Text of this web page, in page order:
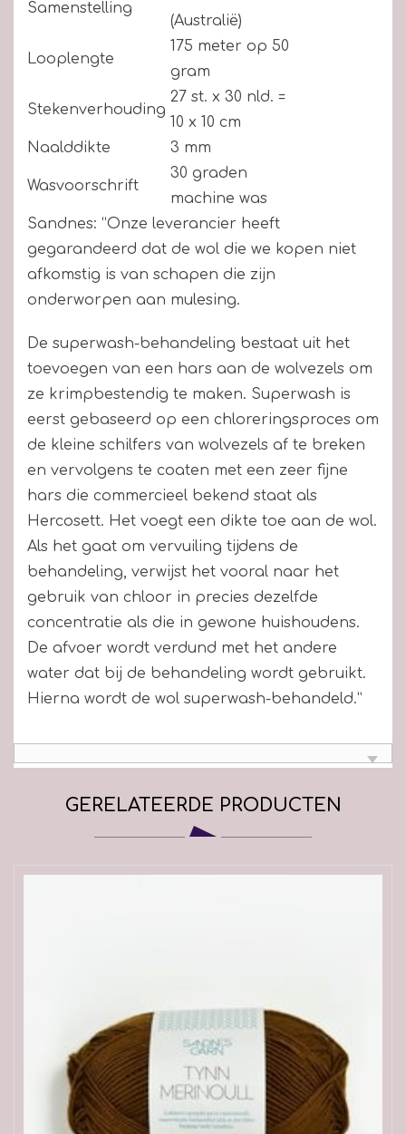
Samenstelling
(Australië)
Looplengte
175 meter op 50
gram
Stekenverhouding
27 st. x 30 nld. =
10 x 10 cm
Naalddikte
3 mm
Wasvoorschrift
30 graden
machine was
Sandnes: “Onze leverancier heeft
gegarandeerd dat de wol die we kopen niet
afkomstig is van schapen die zijn
onderworpen aan mulesing.
De superwash-behandeling bestaat uit het
toevoegen van een hars aan de wolvezels om
ze krimpbestendig te maken. Superwash is
eerst gebaseerd op een chloreringsproces om
de kleine schilfers van wolvezels af te breken
en vervolgens te coaten met een zeer fijne
hars die commercieel bekend staat als
Hercosett. Het voegt een dikte toe aan de wol.
Als het gaat om vervuiling tijdens de
behandeling, verwijst het vooral naar het
gebruik van chloor in precies dezelfde
concentratie als die in gewone huishoudens.
De afvoer wordt verdund met het andere
water dat bij de behandeling wordt gebruikt.
Hierna wordt de wol superwash-behandeld.”
GERELATEERDE PRODUCTEN